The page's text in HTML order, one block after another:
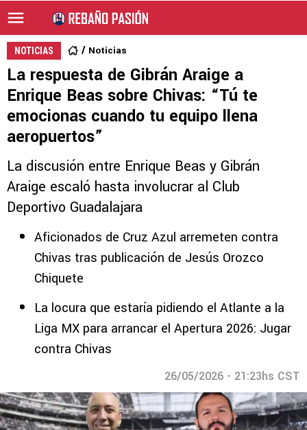
NOTICIAS Noticias
La respuesta de Gibrán Araige a
Enrique Beas sobre Chivas: “Tú te
emocionas cuando tu equipo llena
aeropuertos”
La discusión entre Enrique Beas y Gibrán
Araige escaló hasta involucrar al Club
Deportivo Guadalajara
Aficionados de Cruz Azul arremeten contra
Chivas tras publicación de Jesús Orozco
Chiquete
La locura que estaría pidiendo el Atlante a la
Liga MX para arrancar el Apertura 2026: Jugar
contra Chivas
26/05/2026 - 21:23hs CST